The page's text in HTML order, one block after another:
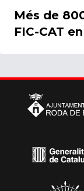
Més de
FIC-CAT